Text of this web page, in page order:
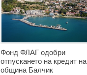
Фонд ФЛАГ одобри
отпускането на кредит на
община Балчик